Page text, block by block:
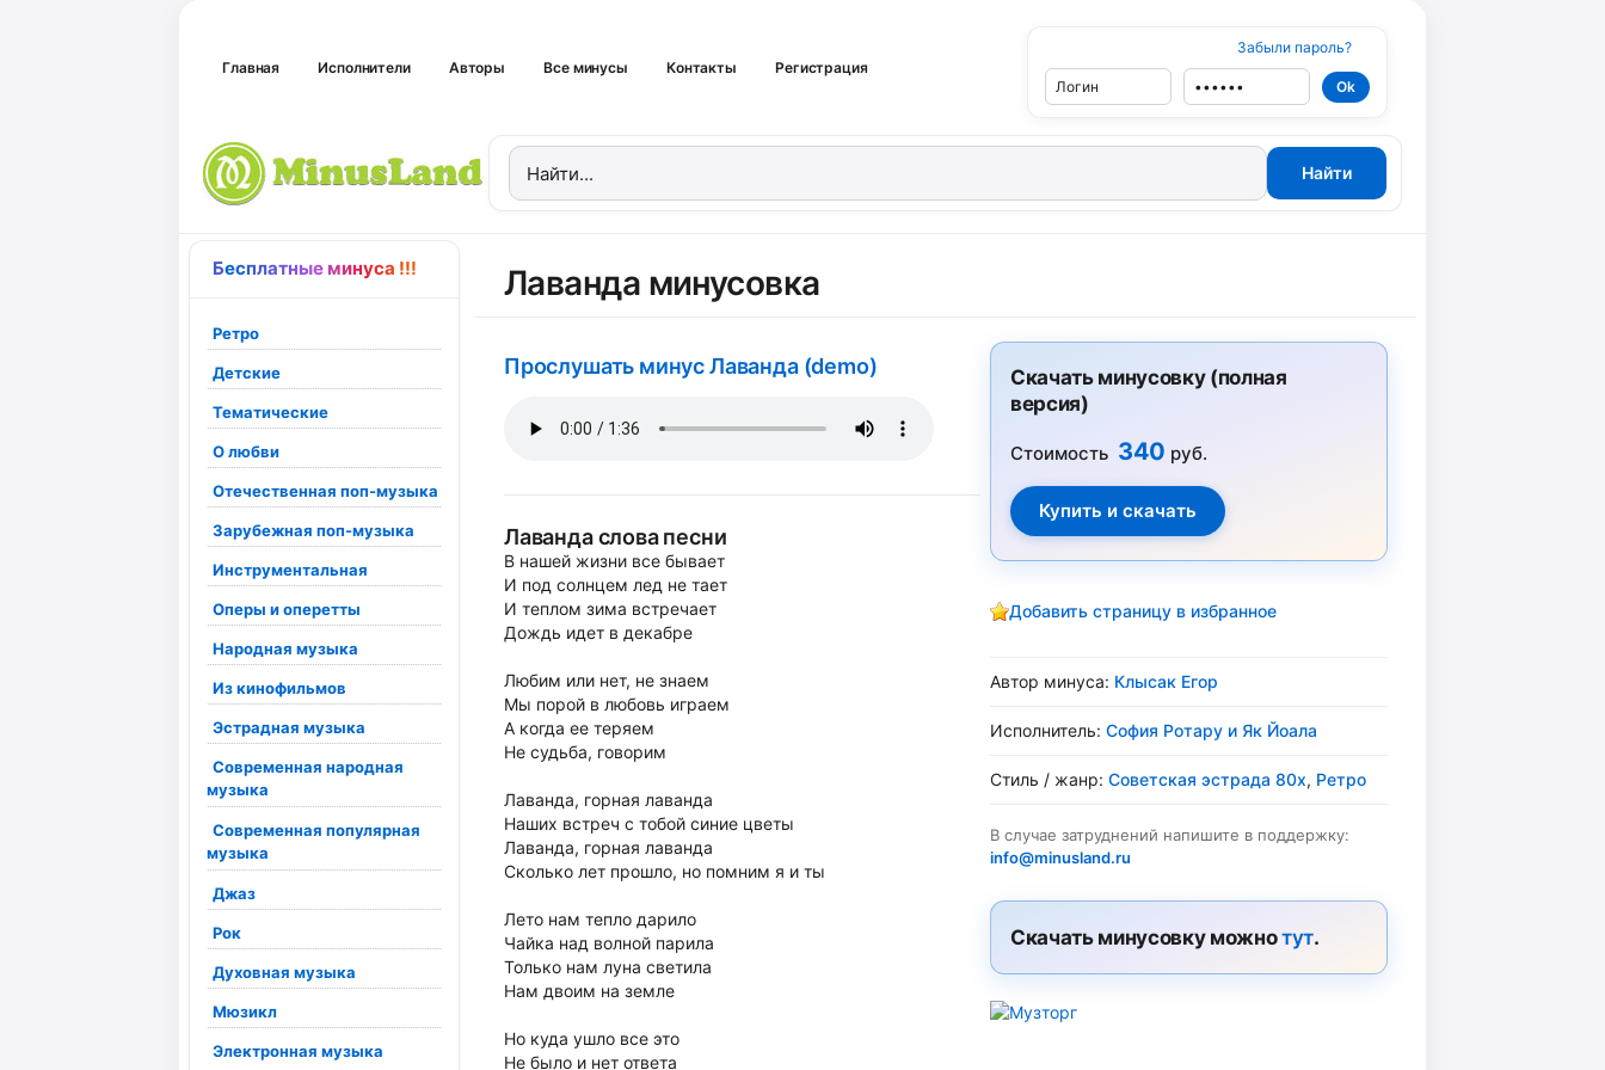
Главная Исполнители Авторы Все минусы Контакты Регистрация
Забыли пароль?
Бесплатные минуса !!!
Ретро
Детские
Тематические
О любви
Отечественная поп-музыка
Зарубежная поп-музыка
Инструментальная
Оперы и оперетты
Народная музыка
Из кинофильмов
Эстрадная музыка
Современная народная
музыка
Современная популярная
музыка
Джаз
Рок
Духовная музыка
Мюзикл
Электронная музыка
Лаванда минусовка
Прослушать минус Лаванда (demo)
Лаванда слова песни
В нашей жизни все бывает
И под солнцем лед не тает
И теплом зима встречает
Дождь идет в декабре
Любим или нет, не знаем
Мы порой в любовь играем
А когда ее теряем
Не судьба, говорим
Лаванда, горная лаванда
Наших встреч с тобой синие цветы
Лаванда, горная лаванда
Сколько лет прошло, но помним я и ты
Лето нам тепло дарило
Чайка над волной парила
Только нам луна светила
Нам двоим на земле
Но куда ушло все это
Не было и нет ответа
Скачать минусовку (полная
версия)
Стоимость 340 руб.
Добавить страницу в избранное
Автор минуса: Клысак Егор
Исполнитель: София Ротару и Як Йоала
Стиль / жанр: Советская эстрада 80х, Ретро
В случае затруднений напишите в поддержку:
info@minusland.ru
Скачать минусовку можнотут.